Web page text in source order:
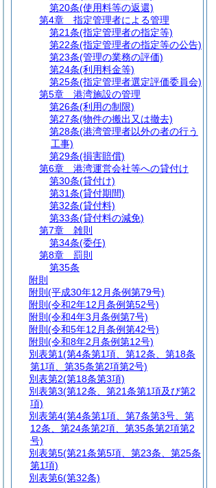
第20条(使用料等の返還)
第4章
指定管理者による管理
第21条(指定管理者の指定等)
第22条(指定管理者の指定等の公告)
第23条(管理の業務の評価)
第24条(利用料金等)
第25条(指定管理者選定評価委員会)
第5章
港湾施設の管理
第26条(利用の制限)
第27条(物件の搬出又は撤去)
第28条(港湾管理者以外の者の行う
工事)
第29条(損害賠償)
第6章
港湾運営会社等への貸付け
第30条(貸付け)
第31条(貸付期間)
第32条(貸付料)
第33条(貸付料の減免)
第7章
雑則
第34条(委任)
第8章
罰則
第35条
附則
附則 (平成30年12月条例第79号)
附則 (令和2年12月条例第52号)
附則 (令和4年3月条例第7号)
附則 (令和5年12月条例第42号)
附則 (令和8年2月条例第12号)
別表第1(第4条第1項、第12条、第18条
第1項、第35条第2項第2号)
別表第2(第18条第3項)
別表第3(第12条、第21条第1項及び第2
項)
別表第4(第4条第1項、第7条第3号、第
12条、第24条第2項、第35条第2項第2
号)
別表第5(第21条第5項、第23条、第25条
第1項)
別表第6(第32条)